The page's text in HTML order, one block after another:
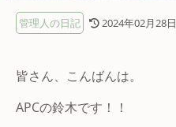
管理人の日記 2024年02月28日
皆さん、こんばんは。
APCの鈴木です！！